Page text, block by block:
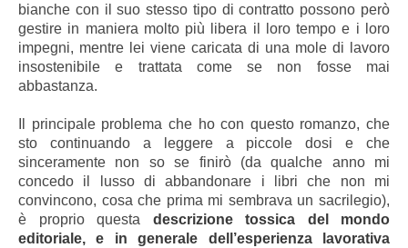
bianche con il suo stesso tipo di contratto possono però
gestire in maniera molto più libera il loro tempo e i loro
impegni, mentre lei viene caricata di una mole di lavoro
insostenibile e trattata come se non fosse mai
abbastanza.
Il principale problema che ho con questo romanzo, che
sto continuando a leggere a piccole dosi e che
sinceramente non so se finirò (da qualche anno mi
concedo il lusso di abbandonare i libri che non mi
convincono, cosa che prima mi sembrava un sacrilegio),
è proprio questa descrizione tossica del mondo
editoriale, e in generale dell’esperienza lavorativa